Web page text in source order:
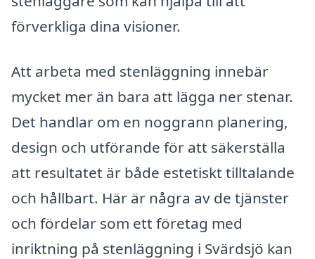
förverkliga dina visioner.
Att arbeta med stenläggning innebär
mycket mer än bara att lägga ner stenar.
Det handlar om en noggrann planering,
design och utförande för att säkerställa
att resultatet är både estetiskt tilltalande
och hållbart. Här är några av de tjänster
och fördelar som ett företag med
inriktning på stenläggning i Svärdsjö kan